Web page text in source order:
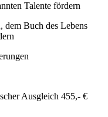
Talente fördern
dem Buch des Lebens
Ausgleich 455,- €